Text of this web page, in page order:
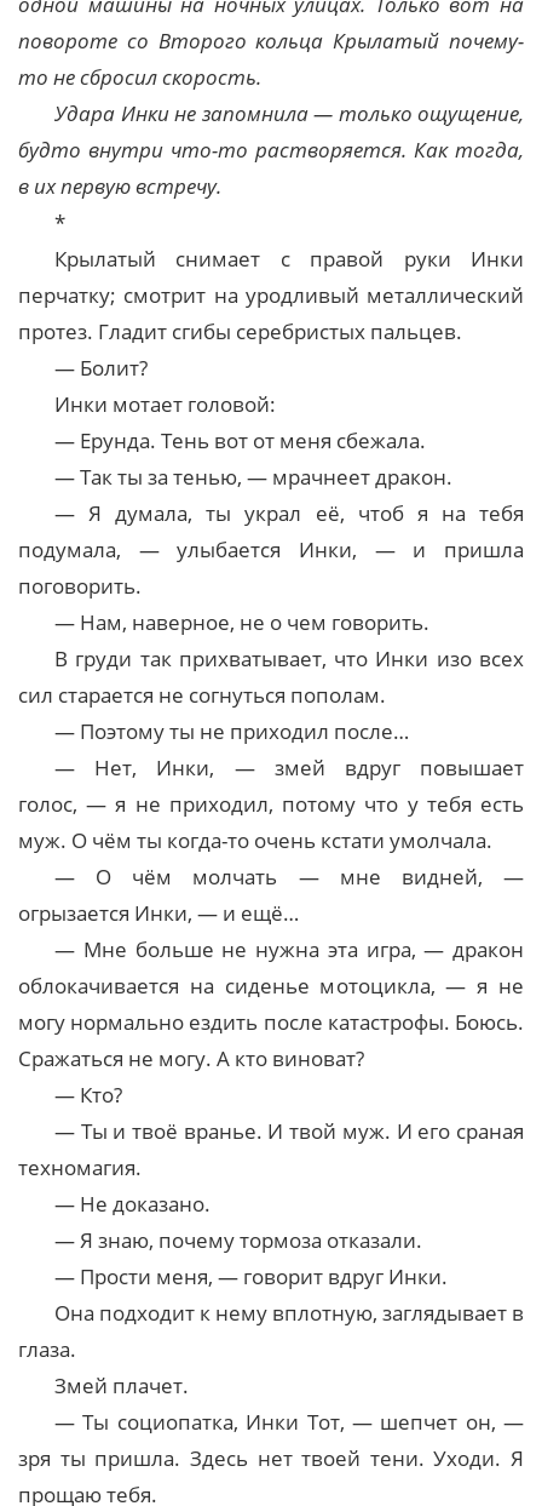
повороте со Второго кольца Крылатый почему-
то не сбросил скорость.
Удара Инки не запомнила — только ощущение,
будто внутри что-то растворяется. Как тогда,
в их первую встречу.
*
Крылатый снимает с правой руки Инки
перчатку; смотрит на уродливый металлический
протез. Гладит сгибы серебристых пальцев.
— Болит?
Инки мотает головой:
— Ерунда. Тень вот от меня сбежала.
— Так ты за тенью, — мрачнеет дракон.
— Я думала, ты украл её, чтоб я на тебя
подумала, — улыбается Инки, — и пришла
поговорить.
— Нам, наверное, не о чем говорить.
В груди так прихватывает, что Инки изо всех
сил старается не согнуться пополам.
— Поэтому ты не приходил после…
— Нет, Инки, — змей вдруг повышает
голос, — я не приходил, потому что у тебя есть
муж. О чём ты когда-то очень кстати умолчала.
— О чём молчать — мне видней, —
огрызается Инки, — и ещё…
— Мне больше не нужна эта игра, — дракон
облокачивается на сиденье мотоцикла, — я не
могу нормально ездить после катастрофы. Боюсь.
Сражаться не могу. А кто виноват?
— Кто?
— Ты и твоё вранье. И твой муж. И его сраная
техномагия.
— Не доказано.
— Я знаю, почему тормоза отказали.
— Прости меня, — говорит вдруг Инки.
Она подходит к нему вплотную, заглядывает в
глаза.
Змей плачет.
— Ты социопатка, Инки Тот, — шепчет он, —
зря ты пришла. Здесь нет твоей тени. Уходи. Я
прощаю тебя.